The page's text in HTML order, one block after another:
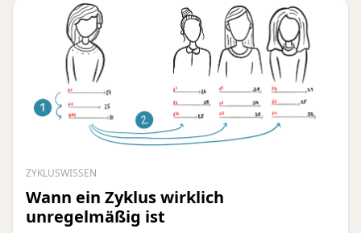
ZYKLUSWISSEN
Wann ein Zyklus wirklich
unregelmäßig ist